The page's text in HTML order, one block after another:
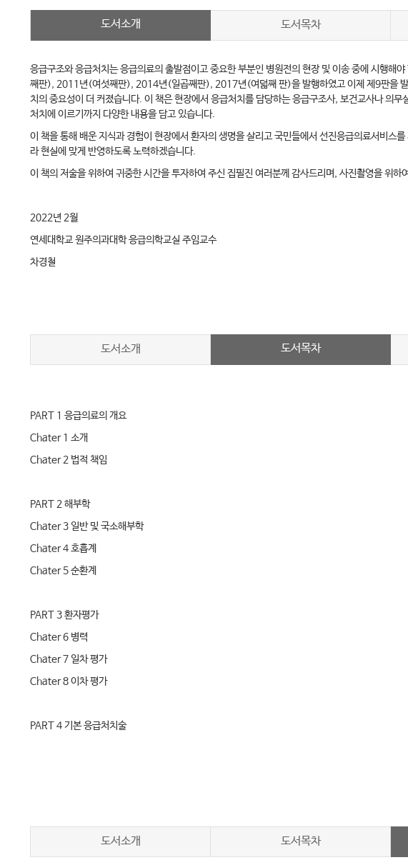
도서소개 도서목차
응급구조와 응급처치는 응급의료의 출발점이고 중요한 부분인 병원전의 현장 및 이송 중에 시
째판), 2011년(여섯째판), 2014년(일곱째판), 2017년(여덟째 판)을 발행하였고 이제 제9판을 발
치의 중요성이 더 커졌습니다. 이 책은 현장에서 응급처치를 담당하는 응급구조사, 보건교사나 의
처치에 이르기까지 다양한 내용을 담고 있습니다.
이 책을 통해 배운 지식과 경험이 현장에서 환자의 생명을 살리고 국민들에서 선진응급의료서비스
라 현실에 맞게 반영하도록 노력하겠습니다.
이 책의 저술을 위하여 귀중한 시간을 투자하여 주신 집필진 여러분께 감사드리며, 사진촬영을 위
2022년 2월
연세대학교 원주의과대학 응급의학교실 주임교수
차경철
도서소개 도서목차
PART 1 응급의료의 개요
Chater 1 소개
Chater 2 법적 책임
PART 2 해부학
Chater 3 일반 및 국소해부학
Chater 4 호흡계
Chater 5 순환계
PART 3 환자평가
Chater 6 병력
Chater 7 일차 평가
Chater 8 이차 평가
PART 4 기본 응급처치술
PART 5 출혈과 쇼크
도서소개 도서목차